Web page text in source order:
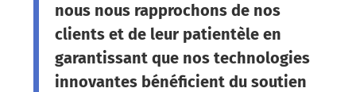
nous nous rapprochons de nos
clients et de leur patientèle en
garantissant que nos technologies
innovantes bénéficient du soutien